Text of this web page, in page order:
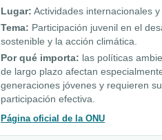
Lugar: Actividades internacionales y
Tema: Participación juvenil en el
sostenible y la acción climática.
Por qué importa: las políticas
de largo plazo afectan
generaciones jóvenes y requieren su
participación efectiva.
Página oficial de la ONU